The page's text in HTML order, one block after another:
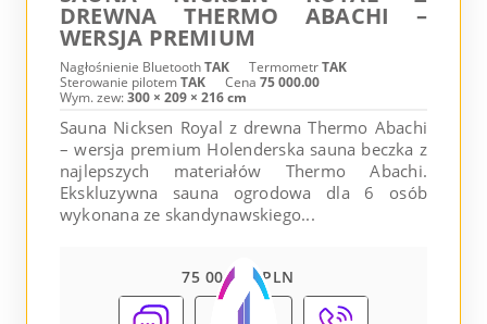
DREWNA THERMO ABACHI –
WERSJA PREMIUM
Nagłośnienie BluetoothTAK TermometrTAK
Sterowanie pilotemTAK Cena 75 000.00
Wym. zew:300 × 209 × 216 cm
Sauna Nicksen Royal z drewna Thermo Abachi
– wersja premium Holenderska sauna beczka z
najlepszych materiałów Thermo Abachi.
Ekskluzywna sauna ogrodowa dla 6 osób
wykonana ze skandynawskiego...
75 000.00 PLN